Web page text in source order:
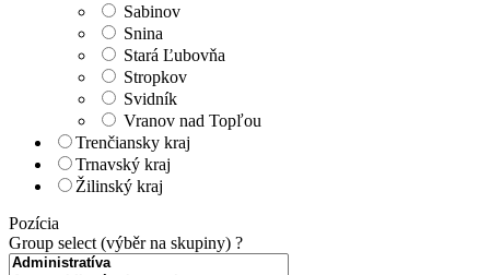
Sabinov
Snina
Stará Ľubovňa
Stropkov
Svidník
Vranov nad Topľou
Trenčiansky kraj
Trnavský kraj
Žilinský kraj
Pozícia
Group select (výběr na skupiny) ?